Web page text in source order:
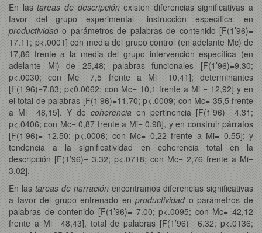
En lastareas de descripciónexisten diferencias significativas a
favor del grupo experimental –instrucción específica- en
productividado parámetros de palabras de contenido [F(1’96)=
17.11; p<.0001] con media del grupo control (en adelante Mc) de
17,86 frente a la media del grupo intervención específica (en
adelante Mi) de 25,48; palabras funcionales [F(1’96)=9.30;
p<.0030; con Mc= 7,5 frente a Mi= 10,41]; determinantes
[F(1’96)=7.83; p<0.0062; con Mc= 10,1 frente a Mi = 12,92] y en
el total de palabras [F(1’96)=11.70; p<.0009; con Mc= 35,5 frente
a Mi= 48,15]. Y de coherencia en pertinencia [F(1’96)= 4.31;
p<.0406; con Mc= 0,87 frente a Mi= 0,98], y en construir párrafos
[F(1’96)= 12.50; p<.0006; con Mc= 0,22 frente a Mi= 0,55]; y
tendencia a la significatividad en coherencia total en la
descripción [F(1’96)= 3.32; p<.0718; con Mc= 2,76 frente a Mi=
3,02].
En las tareas de narración encontramos diferencias significativas
a favor del grupo entrenado enproductividado parámetros de
palabras de contenido [F(1’96)= 7.00; p<.0095; con Mc= 42,12
frente a Mi= 48,43], total de palabras [F(1’96)= 6.32; p<.0136;